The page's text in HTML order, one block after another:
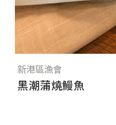
新港區漁會
黑潮蒲燒鰻魚